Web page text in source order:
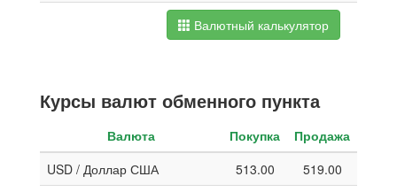
Валютный калькулятор
Курсы валют обменного пункта
Валюта Покупка
Продажа
USD / Доллар США
513.00
519.00